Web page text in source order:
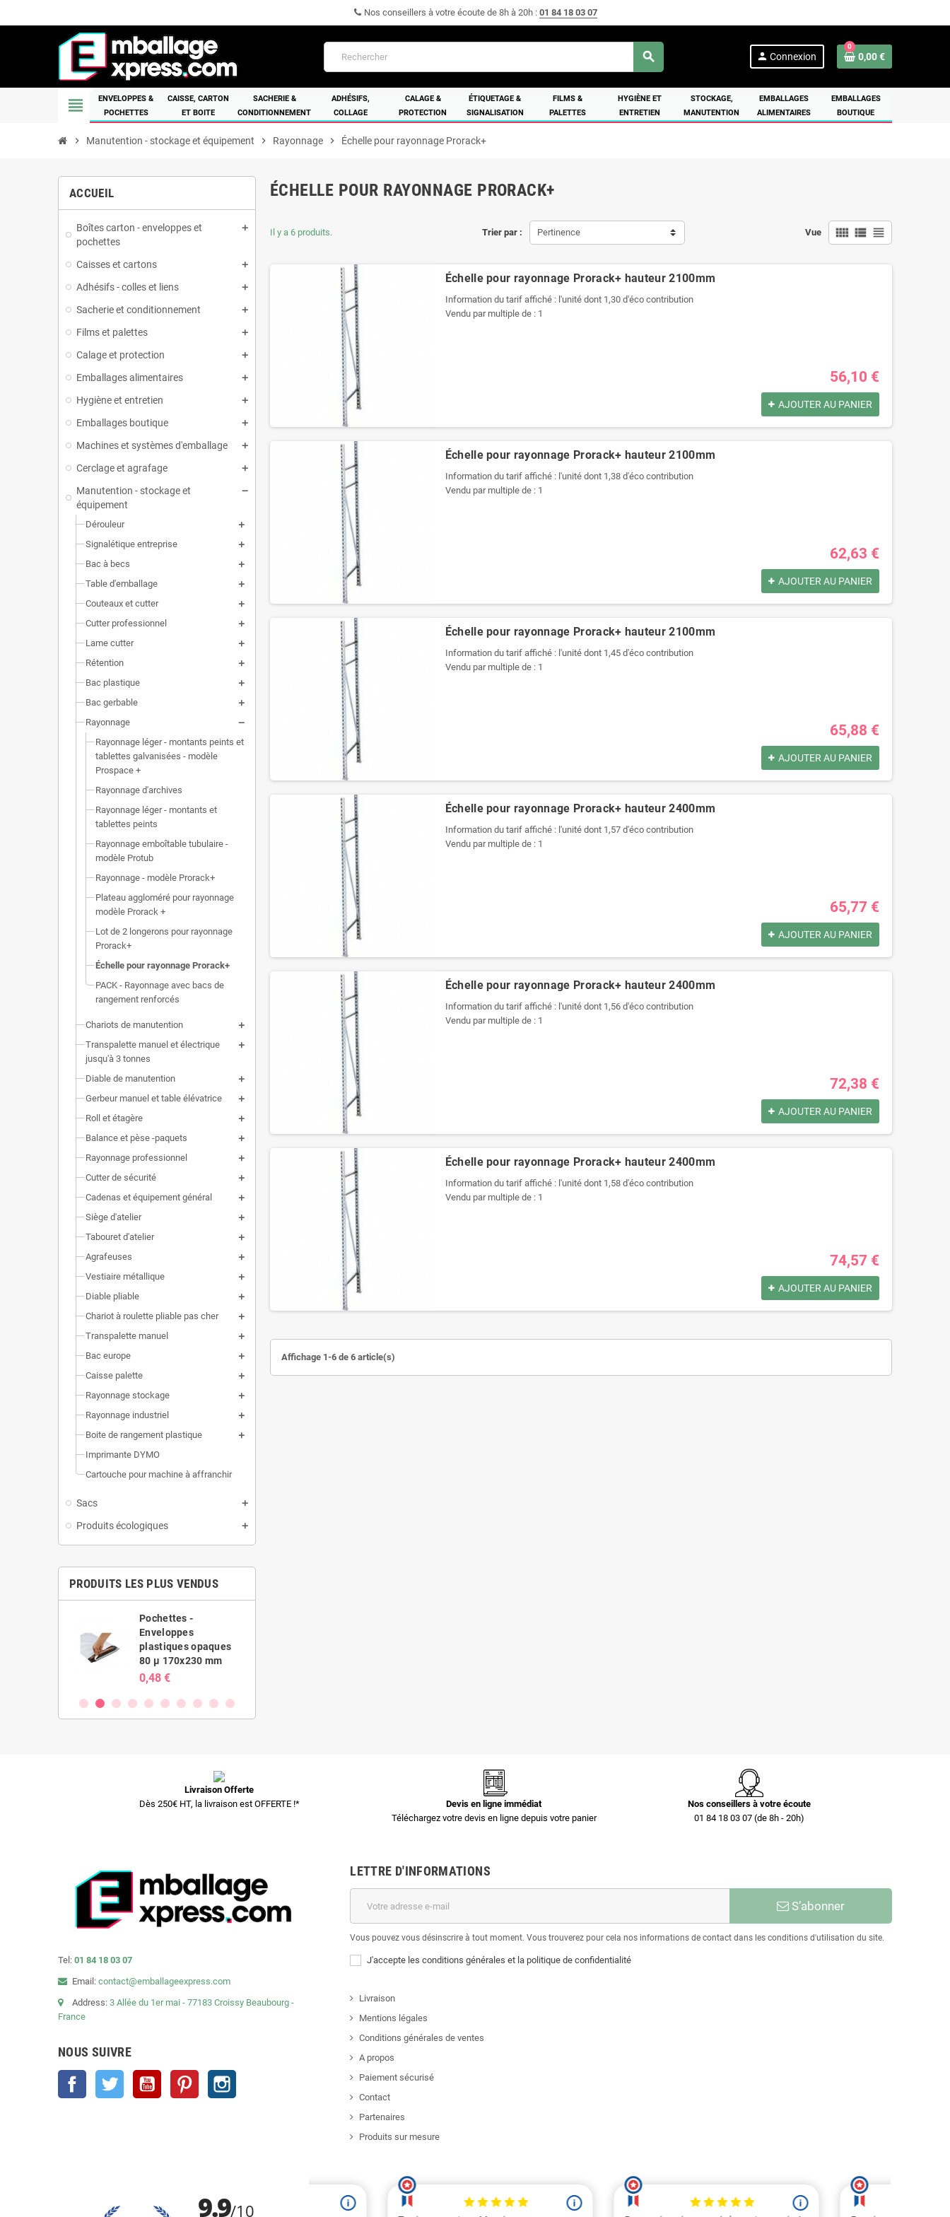
Nos conseillers à votre écoute de 8h à 20h : 01 84 18 03 07
search person Connexion
0
0,00 €
view_headline
ENVELOPPES &
POCHETTES
CAISSE, CARTON
ET BOITE
SACHERIE &
CONDITIONNEMENT
ADHÉSIFS,
COLLAGE
CALAGE &
PROTECTION
ÉTIQUETAGE &
SIGNALISATION
FILMS &
PALETTES
HYGIÈNE ET
ENTRETIEN
STOCKAGE,
MANUTENTION
EMBALLAGES
ALIMENTAIRES
EMBALLAGES
BOUTIQUE
chevron_right Manutention - stockage et équipement chevron_right Rayonnage chevron_right Échelle pour rayonnage Prorack+
ACCUEIL
Boîtes carton - enveloppes et
pochettes
Caisses et cartons
Adhésifs - colles et liens
Sacherie et conditionnement
Films et palettes
Calage et protection
Emballages alimentaires
Hygiène et entretien
Emballages boutique
Machines et systèmes d'emballage
Cerclage et agrafage
Manutention - stockage et
équipement
Dérouleur
Signalétique entreprise
Bac à becs
Table d'emballage
Couteaux et cutter
Cutter professionnel
Lame cutter
Rétention
Bac plastique
Bac gerbable
Rayonnage
Rayonnage léger - montants peints et
tablettes galvanisées - modèle
Prospace +
Rayonnage d'archives
Rayonnage léger - montants et
tablettes peints
Rayonnage emboîtable tubulaire -
modèle Protub
Rayonnage - modèle Prorack+
Plateau aggloméré pour rayonnage
modèle Prorack +
Lot de 2 longerons pour rayonnage
Prorack+
Échelle pour rayonnage Prorack+
PACK - Rayonnage avec bacs de
rangement renforcés
Chariots de manutention
Transpalette manuel et électrique
jusqu'à 3 tonnes
Diable de manutention
Gerbeur manuel et table élévatrice
Roll et étagère
Balance et pèse -paquets
Rayonnage professionnel
Cutter de sécurité
Cadenas et équipement général
Siège d'atelier
Tabouret d'atelier
Agrafeuses
Vestiaire métallique
Diable pliable
Chariot à roulette pliable pas cher
Transpalette manuel
Bac europe
Caisse palette
Rayonnage stockage
Rayonnage industriel
Boite de rangement plastique
Imprimante DYMO
Cartouche pour machine à affranchir
Sacs
Produits écologiques
PRODUITS LES PLUS VENDUS
Pochettes -
Enveloppes
plastiques opaques
80 µ 170x230 mm
0,48 €
ÉCHELLE POUR RAYONNAGE PRORACK+
Trier par : Pertinence Vue view_comfy view_list view_headline
Il y a 6 produits.
Échelle pour rayonnage Prorack+ hauteur 2100mm
Information du tarif affiché : l'unité dont 1,30 d'éco contribution
Vendu par multiple de : 1
56,10 €
AJOUTER AU PANIER
Échelle pour rayonnage Prorack+ hauteur 2100mm
Information du tarif affiché : l'unité dont 1,38 d'éco contribution
Vendu par multiple de : 1
62,63 €
AJOUTER AU PANIER
Échelle pour rayonnage Prorack+ hauteur 2100mm
Information du tarif affiché : l'unité dont 1,45 d'éco contribution
Vendu par multiple de : 1
65,88 €
AJOUTER AU PANIER
Échelle pour rayonnage Prorack+ hauteur 2400mm
Information du tarif affiché : l'unité dont 1,57 d'éco contribution
Vendu par multiple de : 1
65,77 €
AJOUTER AU PANIER
Échelle pour rayonnage Prorack+ hauteur 2400mm
Information du tarif affiché : l'unité dont 1,56 d'éco contribution
Vendu par multiple de : 1
72,38 €
AJOUTER AU PANIER
Échelle pour rayonnage Prorack+ hauteur 2400mm
Information du tarif affiché : l'unité dont 1,58 d'éco contribution
Vendu par multiple de : 1
74,57 €
AJOUTER AU PANIER
Affichage 1-6 de 6 article(s)
Livraison Offerte
Dès 250€ HT, la livraison est OFFERTE !*
Devis en ligne immédiat
Téléchargez votre devis en ligne depuis votre panier
Nos conseillers à votre écoute
01 84 18 03 07 (de 8h - 20h)
Tel: 01 84 18 03 07
Email: contact@emballageexpress.com
Address: 3 Allée du 1er mai - 77183 Croissy Beaubourg -
France
NOUS SUIVRE
Facebook Twitter YouTube Pinterest
LETTRE D'INFORMATIONS
S’abonner
Vous pouvez vous désinscrire à tout moment. Vous trouverez pour cela nos informations de contact dans les conditions d'utilisation du site.
J'accepte les conditions générales et la politique de confidentialité
Livraison
Mentions légales
Conditions générales de ventes
A propos
Paiement sécurisé
Contact
Partenaires
Produits sur mesure